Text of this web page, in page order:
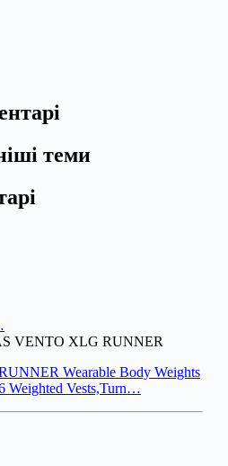
теми
VENTO XLG RUNNER
Wearable Body Weights
Weighted Vests,Turn…